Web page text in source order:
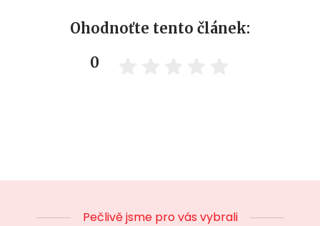
Ohodnoťte tento článek:
0
Pečlivě jsme pro vás vybrali